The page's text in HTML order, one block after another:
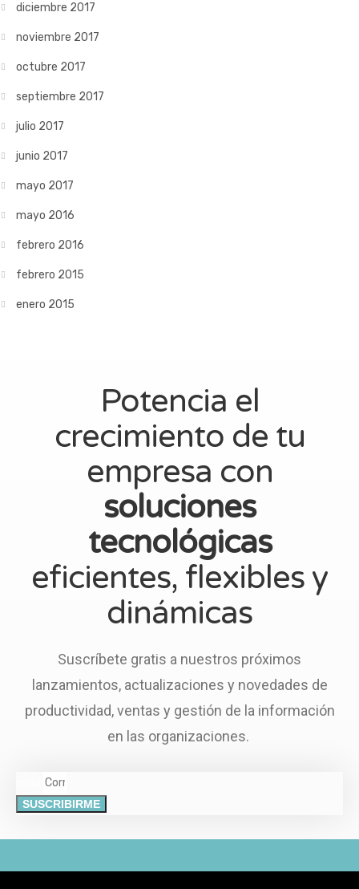
diciembre 2017
noviembre 2017
octubre 2017
septiembre 2017
julio 2017
junio 2017
mayo 2017
mayo 2016
febrero 2016
febrero 2015
enero 2015
Potencia el
crecimiento de tu
empresa con
soluciones
tecnológicas
eficientes, flexibles y
dinámicas
Suscríbete gratis a nuestros próximos
lanzamientos, actualizaciones y novedades de
productividad, ventas y gestión de la información
en las organizaciones.
SUSCRIBIRME